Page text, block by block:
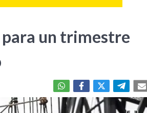
para un trimestre